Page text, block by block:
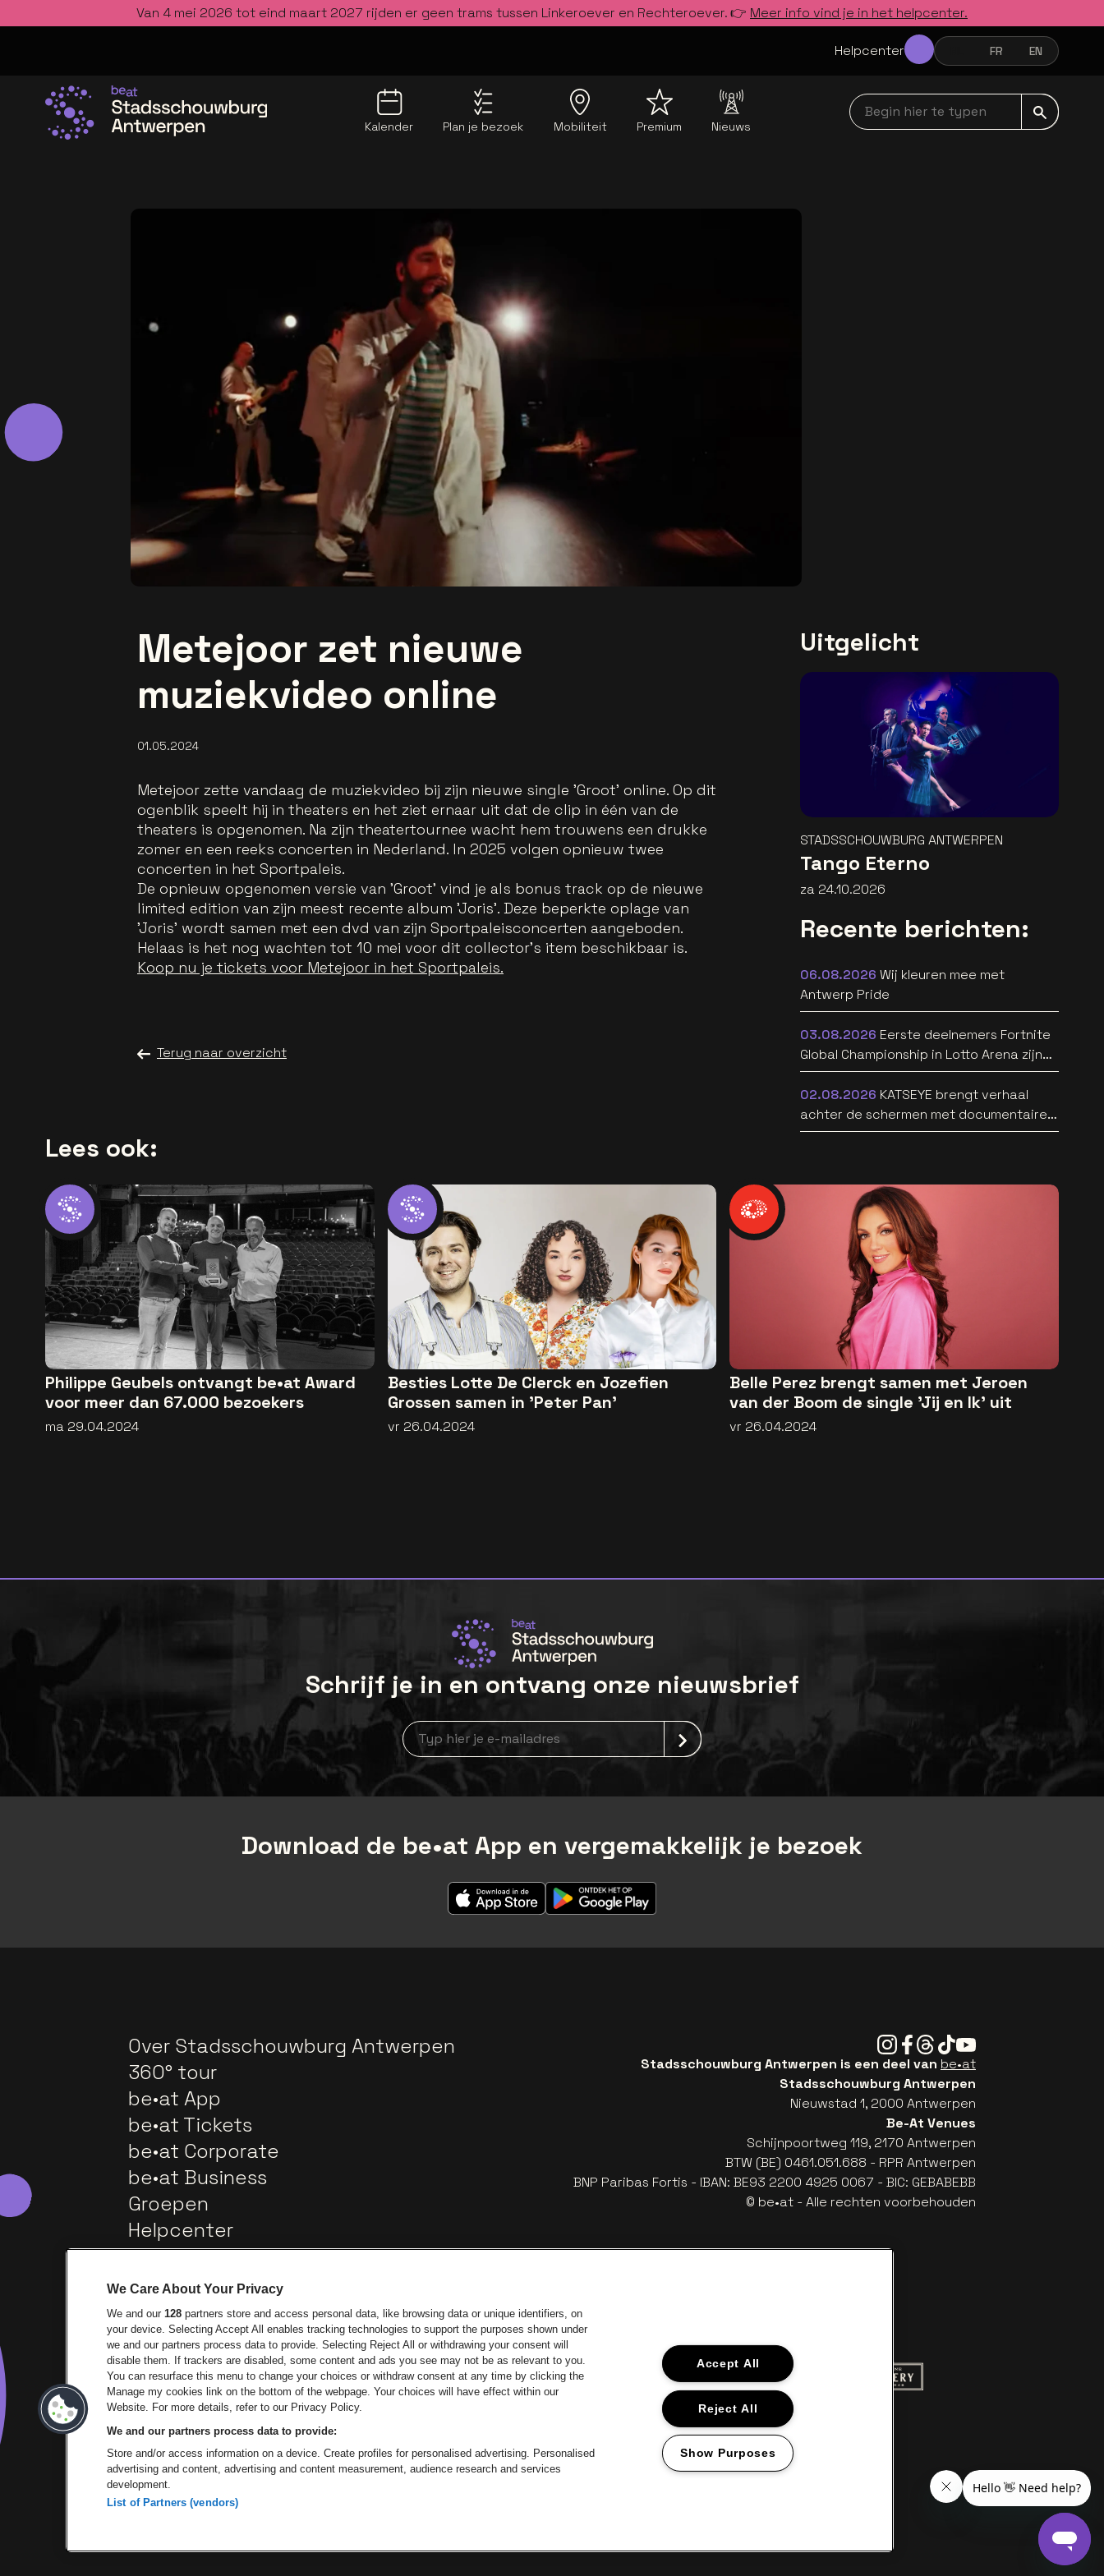
Van 4 mei 2026 tot eind maart 2027 rijden er geen trams tussen Linkeroever en Rechteroever. 👉 Meer info vind je in het helpcenter.
Helpcenter NEDERLANDSFRANÇAIS
FR ENGLISH
EN
Kalender Plan je bezoek Mobiliteit Premium Nieuws
Begin hier te typen navbar
Metejoor zet nieuwe
muziekvideo online
01.05.2024
Metejoor zette vandaag de muziekvideo bij zijn nieuwe single 'Groot' online. Op dit
ogenblik speelt hij in theaters en het ziet ernaar uit dat de clip in één van de
theaters is opgenomen. Na zijn theatertournee wacht hem trouwens een drukke
zomer en een reeks concerten in Nederland. In 2025 volgen opnieuw twee
concerten in het Sportpaleis.
De opnieuw opgenomen versie van 'Groot' vind je als bonus track op de nieuwe
limited edition van zijn meest recente album 'Joris'. Deze beperkte oplage van
'Joris' wordt samen met een dvd van zijn Sportpaleisconcerten aangeboden.
Helaas is het nog wachten tot 10 mei voor dit collector's item beschikbaar is.
Koop nu je tickets voor Metejoor in het Sportpaleis.
Terug naar overzicht
Uitgelicht
STADSSCHOUWBURG ANTWERPEN
Tango Eterno
za 24.10.2026
Recente berichten:
06.08.2026 Wij kleuren mee met
Antwerp Pride
03.08.2026 Eerste deelnemers Fortnite
Global Championship in Lotto Arena zijn
bekend
02.08.2026 KATSEYE brengt verhaal
achter de schermen met documentaire
WILD HEARTS [trailer]
Lees ook:
Philippe Geubels ontvangt be•at Award
voor meer dan 67.000 bezoekers
ma 29.04.2024
Besties Lotte De Clerck en Jozefien
Grossen samen in 'Peter Pan'
vr 26.04.2024
Belle Perez brengt samen met Jeroen
van der Boom de single 'Jij en Ik' uit
vr 26.04.2024
Schrijf je in en ontvang onze nieuwsbrief
Nieuwsbrief aanmelding
Download de be•at App en vergemakkelijk je bezoek
Over Stadsschouwburg Antwerpen
360° tour
be•at App
be•at Tickets
be•at Corporate
be•at Business
Groepen
Helpcenter
Contact
Instagram
Facebook
Threads
TiktokYoutube
Stadsschouwburg Antwerpen is een deel van be•at
Stadsschouwburg Antwerpen
Nieuwstad 1, 2000 Antwerpen
Be-At Venues
Schijnpoortweg 119, 2170 Antwerpen
BTW (BE) 0461.051.688 - RPR Antwerpen
BNP Paribas Fortis - IBAN: BE93 2200 4925 0067 - BIC: GEBABEBB
© be•at - Alle rechten voorbehouden
Ga naar de website van Europcar
Ga naar de website van JupilerGa naar de website van Coca-Cola
Ga naar de website van Red Bull
Ga naar de website van Het logo van Aperol
Ga naar de website van Het logo van Jameson in offwhite
Ga naar de website van Het logo van Lillet in off-white
Ga naar de website van Croky
Ga naar de website van Gazet van Antwerpen
We Care About Your Privacy
We and our 128 partners store and access personal data, like browsing data or unique identifiers, on
your device. Selecting Accept All enables tracking technologies to support the purposes shown under
we and our partners process data to provide. Selecting Reject All or withdrawing your consent will
disable them. If trackers are disabled, some content and ads you see may not be as relevant to you.
You can resurface this menu to change your choices or withdraw consent at any time by clicking the
Manage my cookies link on the bottom of the webpage. Your choices will have effect within our
Website. For more details, refer to our Privacy Policy.
We and our partners process data to provide:
Store and/or access information on a device. Create profiles for personalised advertising. Personalised
advertising and content, advertising and content measurement, audience research and services
development.
List of Partners (vendors)
Accept All
Reject All
Show Purposes